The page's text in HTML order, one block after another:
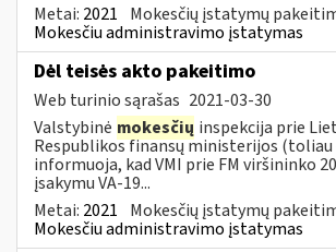
Metai: 2021 Mokesčių įstatymų
Mokesčiu administravimo įstatymas
Dėl teisės akto pakeitimo
Web turinio sąrašas 2021-03-30
Valstybinė mokesčių inspekcija prie
Respublikos finansų ministerijos (toliau
informuoja, kad VMI prie FM viršininko
įsakymu VA-19...
Metai: 2021 Mokesčių įstatymų
Mokesčiu administravimo įstatymas